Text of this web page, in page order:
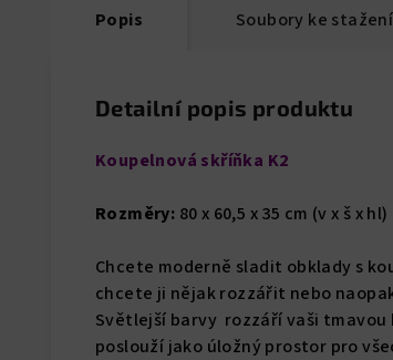
Popis Soubory ke stažení
Detailní popis produktu
Koupelnová skříňka K2
Rozměry: 80 x 60,5 x 35 cm (v x š x hl)
Chcete moderně sladit obklady s
chcete ji nějak rozzářit nebo
Světlejší barvy rozzáří vaši
poslouží jako úložný prostor pro